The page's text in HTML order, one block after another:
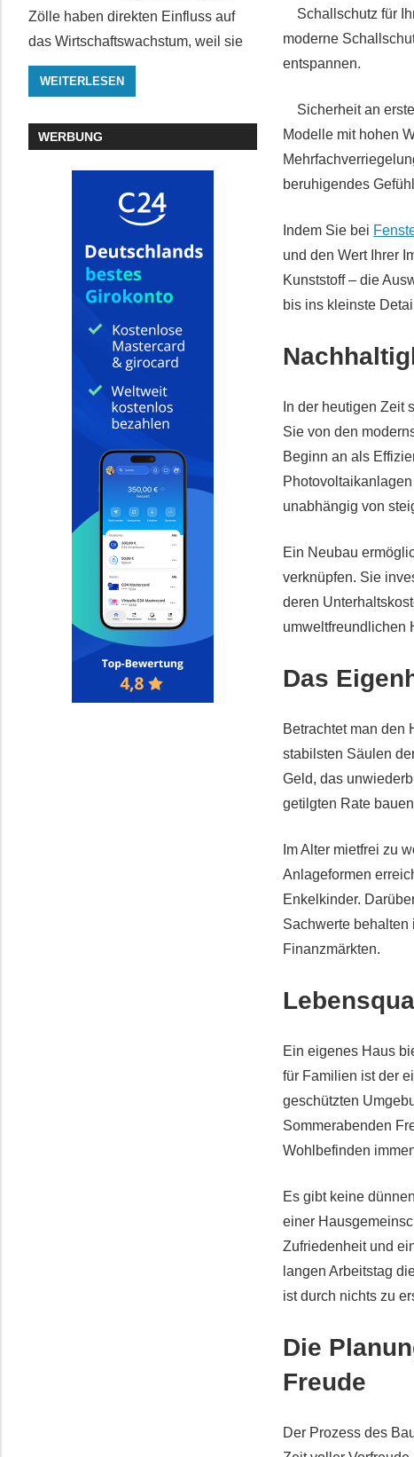
Schallschutz für
moderne
entspannen.
Sicherheit an
Modelle mit hohen
beruhigendes
Indem Sie bei
und den Wert Ihrer
Kunststoff – die
bis ins kleinste
In der heutigen Zeit
Sie von den
Beginn an als
unabhängig von
Ein Neubau
verknüpfen. Sie
deren
umweltfreundlichen
Das
Betrachtet man den
stabilsten Säulen
Geld, das
getilgten Rate
Im Alter mietfrei zu
Anlageformen
Enkelkinder.
Sachwerte behalten
Finanzmärkten.
Ein eigenes Haus
für Familien ist der
geschützten
Sommerabenden
Wohlbefinden
Es gibt keine
einer
Zufriedenheit und
langen Arbeitstag
ist durch nichts zu
Die
Freude
Der Prozess des
Zölle haben direkten Einfluss auf
das Wirtschaftswachstum, weil sie
WEITERLESEN
WERBUNG